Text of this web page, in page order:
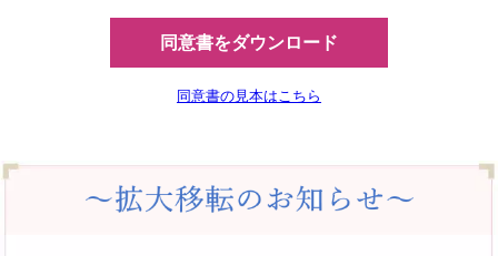
同意書をダウンロード
同意書の見本はこちら